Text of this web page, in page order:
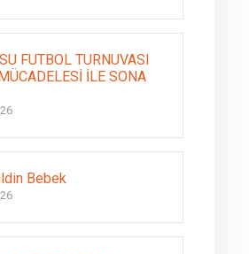
FUTBOL TURNUVASI
İLE SONA
Bebek